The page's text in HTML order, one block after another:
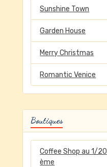
Sunshine Town
Garden House
Merry Christmas
Romantic Venice
Boutiques
Coffee Shop au 1/20
ème